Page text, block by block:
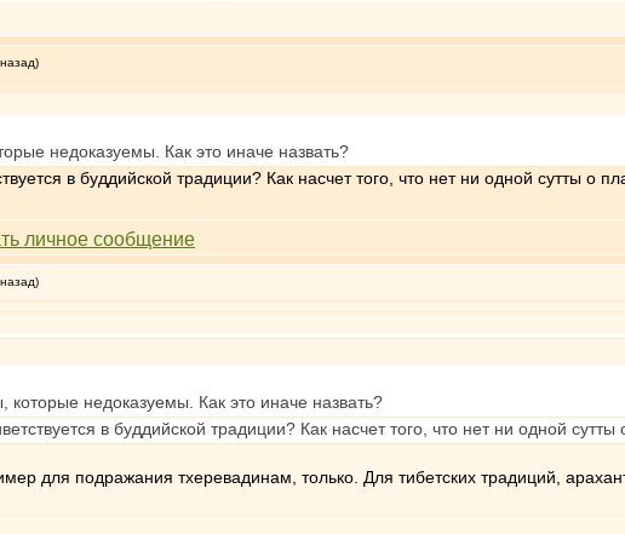
недоказуемы. Как это иначе назвать?
в буддийской традиции? Как насчет того, что нет ни одной сутты о
которые недоказуемы. Как это иначе назвать?
в буддийской традиции? Как насчет того, что нет ни одной
для подражания тхеревадинам, только. Для тибетских традиций,